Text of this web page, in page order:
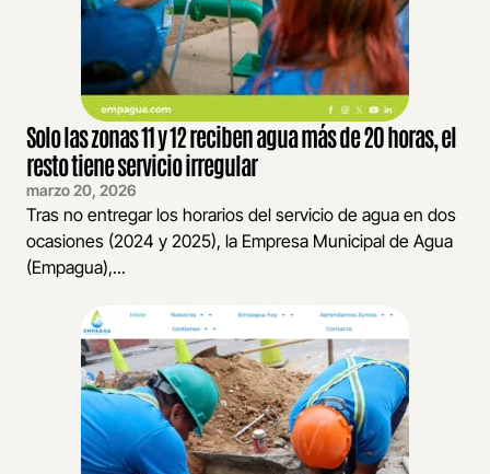
Solo las zonas 11 y 12 reciben agua más de 20 horas, el
resto tiene servicio irregular
marzo 20, 2026
Tras no entregar los horarios del servicio de agua en dos
ocasiones (2024 y 2025), la Empresa Municipal de Agua
(Empagua),...